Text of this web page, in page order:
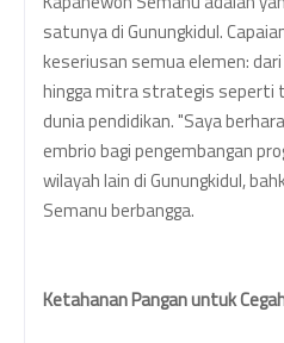
satunya di Gunungkidul.
keseriusan semua elemen: dari
hingga mitra strategis seperti
dunia pendidikan. "Saya
embrio bagi pengembangan
wilayah lain di Gunungkidul,
Semanu berbangga.
Ketahanan Pangan untuk